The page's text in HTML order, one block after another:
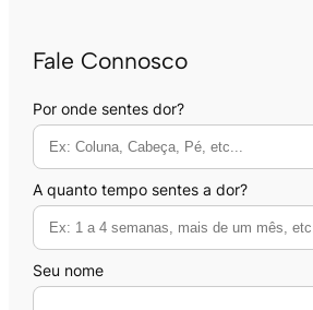
Fale Connosco
Por onde sentes dor?
A quanto tempo sentes a dor?
Seu nome